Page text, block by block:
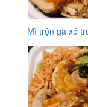
Mì trộn gà xé